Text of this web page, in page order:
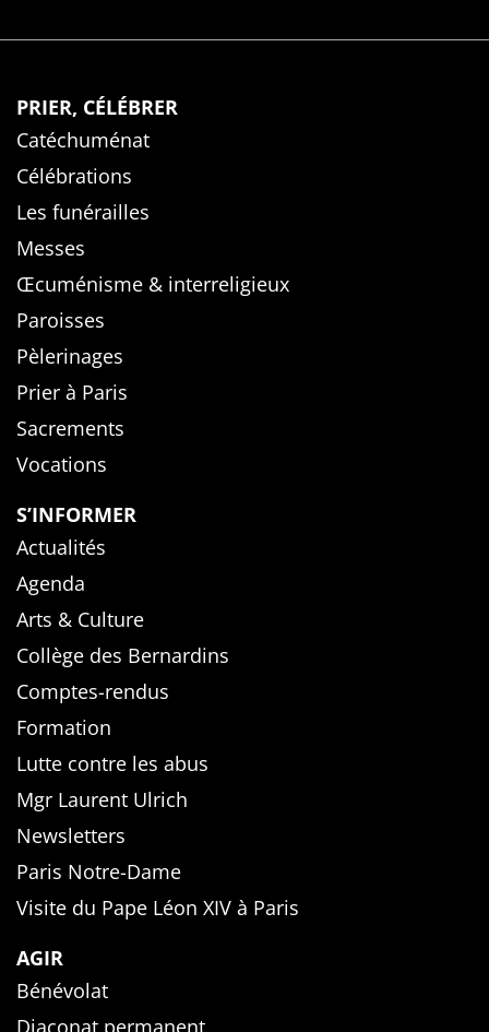
PRIER, CÉLÉBRER
Catéchuménat
Célébrations
Les funérailles
Messes
Œcuménisme & interreligieux
Paroisses
Pèlerinages
Prier à Paris
Sacrements
Vocations
S’INFORMER
Actualités
Agenda
Arts & Culture
Collège des Bernardins
Comptes-rendus
Formation
Lutte contre les abus
Mgr Laurent Ulrich
Newsletters
Paris Notre-Dame
Visite du Pape Léon XIV à Paris
AGIR
Bénévolat